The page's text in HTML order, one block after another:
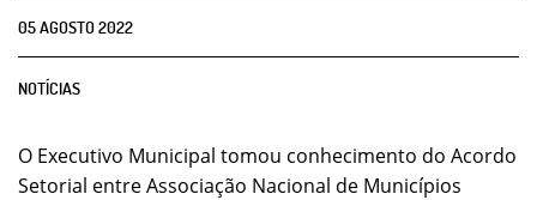
05AGOSTO2022
NOTÍCIAS
O Executivo Municipal tomou conhecimento do Acordo
Setorial entre Associação Nacional de Municípios